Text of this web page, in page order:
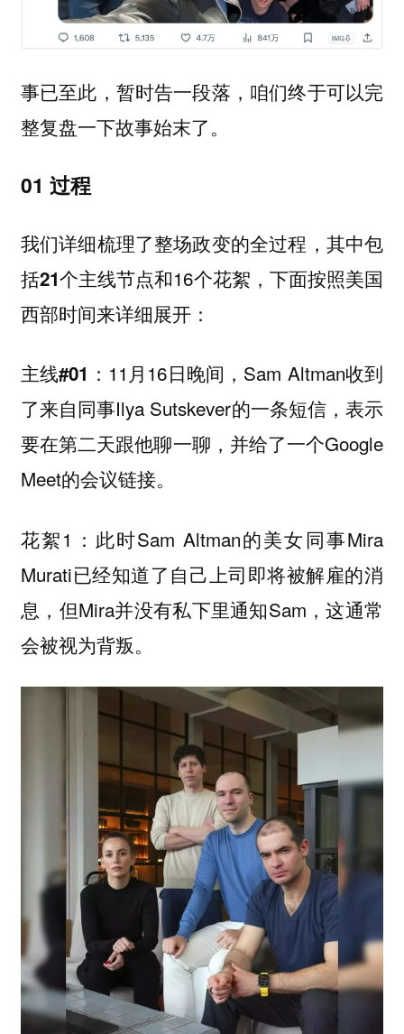
事已至此，暂时告一段落，咱们终于可以完
整复盘一下故事始末了。
01 过程
我们详细梳理了整场政变的全过程，其中包
括21个主线节点和16个花絮，下面按照美国
西部时间来详细展开：
主线#01： 11月16日晚间，Sam Altman收到
了来自同事Ilya Sutskever的一条短信，表示
要在第二天跟他聊一聊，并给了一个Google
Meet的会议链接。
花絮1：此时Sam Altman的美女同事Mira
Murati已经知道了自己上司即将被解雇的消
息，但Mira并没有私下里通知Sam，这通常
会被视为背叛。